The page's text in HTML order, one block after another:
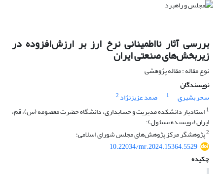
بررسی آثار نااطمینانی نرخ ارز بر ارزش‌افزوده در
زیربخش‌های صنعتی ایران
نوع مقاله : مقاله پژوهشی
نویسندگان
سحر بشیری
1 صمد عزیزنژاد 2
1استادیار دانشکده مدیریت و حسابداری، دانشگاه حضرت معصومه (س)، قم،
ایران (نویسنده مسئول)؛
2پژوهشگر مرکز پژوهش‌های مجلس شورای اسلامی؛
10.22034/mr.2024.15364.5529
چکیده